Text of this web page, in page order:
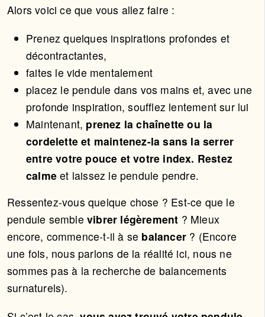
Alors voici ce que vous allez faire :
Prenez quelques inspirations profondes et
décontractantes,
faites le vide mentalement
placez le pendule dans vos mains et, avec une
profonde inspiration, soufflez lentement sur lui
Maintenant, prenez la chaînette ou la
cordelette et maintenez-la sans la serrer
entre votre pouce et votre index. Restez
calme et laissez le pendule pendre.
Ressentez-vous quelque chose ? Est-ce que le
pendule semble vibrer légèrement ? Mieux
encore, commence-t-il à se balancer ? (Encore
une fois, nous parlons de la réalité ici, nous ne
sommes pas à la recherche de balancements
surnaturels).